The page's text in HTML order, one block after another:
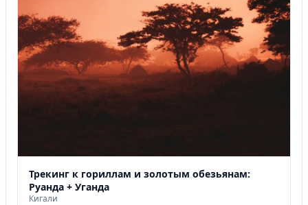
Трекинг к гориллам и золотым обезьянам:
Руанда + Уганда
Кигали